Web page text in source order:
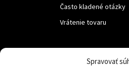
Spravovať
Často kladené otázky
Vrátenie tovaru